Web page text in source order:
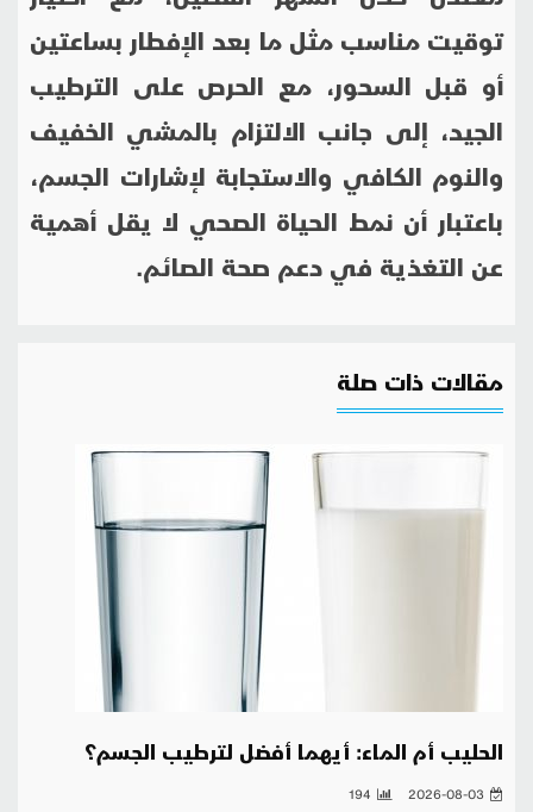
توقيت مناسب مثل ما بعد الإفطار بساعتين
أو قبل السحور، مع الحرص على الترطيب
الجيد، إلى جانب الالتزام بالمشي الخفيف
والنوم الكافي والاستجابة لإشارات الجسم،
باعتبار أن نمط الحياة الصحي لا يقل أهمية
عن التغذية في دعم صحة الصائم.
مقالات ذات صلة
الحليب أم الماء: أيهما أفضل لترطيب الجسم؟
2026-08-03
194